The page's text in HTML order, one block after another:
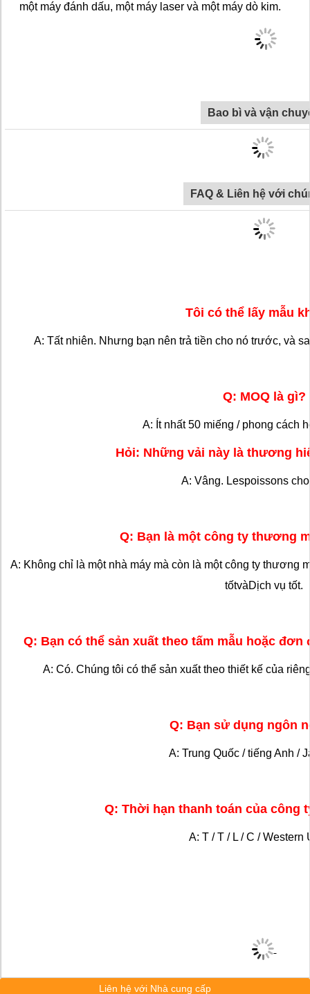
một máy đánh dấu, một máy laser và một máy dò kim.
Bao bì và vận
FAQ & Liên hệ với
Tôi có thể lấy mẫu
A: Tất nhiên. Nhưng bạn nên trả tiền cho nó trước, và
Q: MOQ là gì?
A: Ít nhất 50 miếng / phong cách
Hỏi: Những vải này là thương
A: Vâng. Lespoissons
Q: Bạn là một công ty thương
A: Không chỉ là một nhà máy mà còn là một công ty thương
tốtvàDịch vụ tốt.
Q: Bạn có thể sản xuất theo tấm mẫu hoặc
A: Có. Chúng tôi có thể sản xuất theo thiết kế của
Q: Bạn sử dụng ngôn
A: Trung Quốc / tiếng Anh /
Q: Thời hạn thanh toán của công
A: T / T / L / C / Western
Liên hệ với Nhà cung cấp